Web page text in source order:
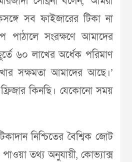
সব ফাইজারের টিকা না
পাঠালে সংরক্ষণে আমাদের
৬০ লাখের অর্ধেক পরিমাণ
সক্ষমতা আমাদের আছে।’
কিনছি। যেকোনো সময়
নিশ্চিতের বৈশ্বিক জোট
তথ্য অনুযায়ী, কোভ্যাক্স